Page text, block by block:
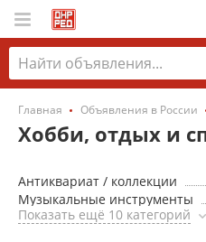
Главная Объявления в России
Хобби, отдых и
Антиквариат / коллекции
Музыкальные инструменты
Показать ещё 10 категорий